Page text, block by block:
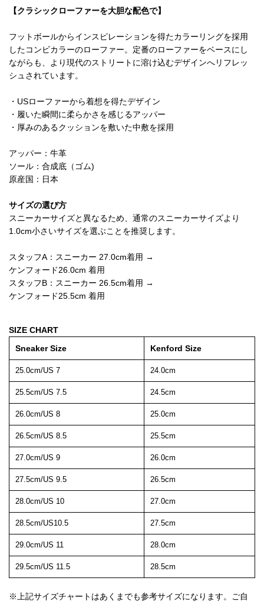
【クラシックローファーを大胆な配色で】
フットボールからインスピレーションを得たカラーリングを採用
したコンビカラーのローファー。定番のローファーをベースにし
ながらも、より現代のストリートに溶け込むデザインへリフレッ
シュされています。
・USローファーから着想を得たデザイン
・履いた瞬間に柔らかさを感じるアッパー
・厚みのあるクッションを敷いた中敷を採用
アッパー：牛革
ソール：合成底（ゴム)
原産国：日本
サイズの選び方
スニーカーサイズと異なるため、通常のスニーカーサイズより
1.0cm小さいサイズを選ぶことを推奨します。
スタッフA：スニーカー 27.0cm着用 →
ケンフォード26.0cm 着用
スタッフB：スニーカー 26.5cm着用 →
ケンフォード25.5cm 着用
SIZE CHART
Sneaker Size
Kenford Size
25.0cm/US 7 24.0cm
25.5cm/US 7.5 24.5cm
26.0cm/US 8 25.0cm
26.5cm/US 8.5 25.5cm
27.0cm/US 9 26.0cm
27.5cm/US 9.5 26.5cm
28.0cm/US 10 27.0cm
28.5cm/US10.5 27.5cm
29.0cm/US 11 28.0cm
29.5cm/US 11.5 28.5cm
※上記サイズチャートはあくまでも参考サイズになります。ご自